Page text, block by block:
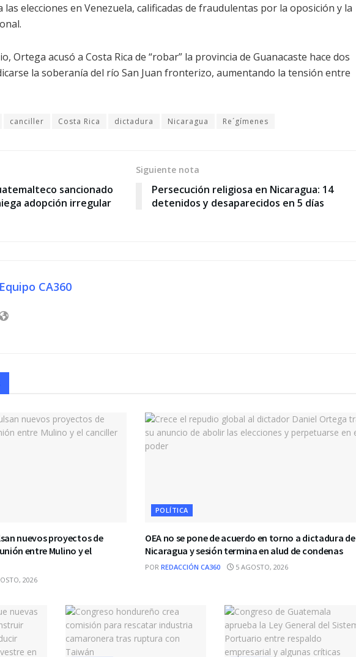
las elecciones en Venezuela, calificadas de fraudulentas por la oposición y la
Ortega acusó a Costa Rica de “robar” la provincia de Guanacaste hace dos
la soberanía del río San Juan fronterizo, aumentando la tensión entre
canciller Costa Rica dictadura Nicaragua Re´gímenes
sancionado
adopción irregular
Siguiente nota
Persecución religiosa en Nicaragua: 14
detenidos y desaparecidos en 5 días
Equipo CA360
nuevos proyectos de
entre Mulino y el
2026
POLÍTICA
OEA no se pone de acuerdo en torno a dictadura de
Nicaragua y sesión termina en alud de condenas
POR REDACCIÓN CA360 5 AGOSTO, 2026